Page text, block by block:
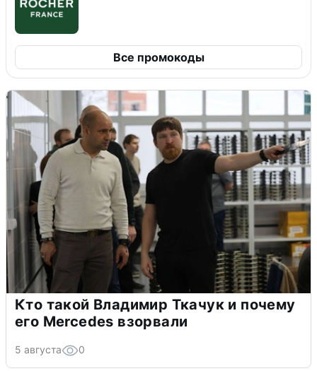
Все промокоды
Кто такой Владимир Ткачук и почему
его Mercedes взорвали
5 августа 0